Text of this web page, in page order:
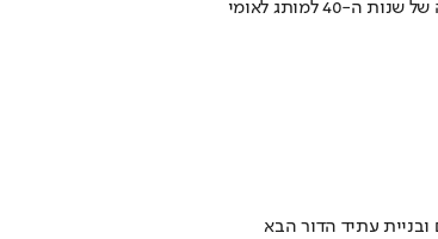
עתיד הדור הבא